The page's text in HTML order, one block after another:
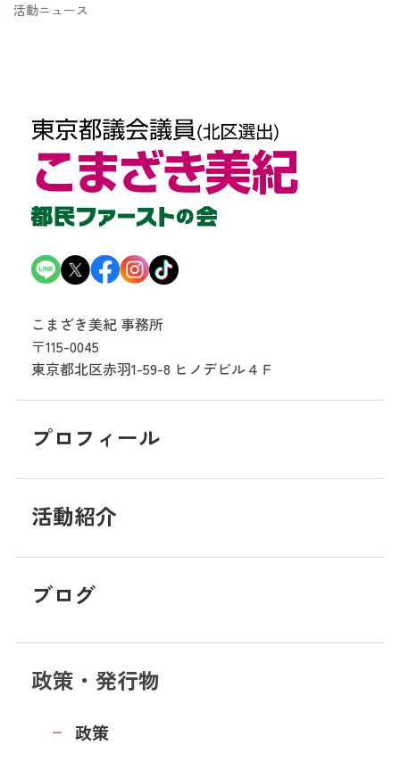
活動ニュース
こまざき美紀 事務所
〒115-0045
東京都北区赤羽1-59-8 ヒノデビル４Ｆ
プロフィール
活動紹介
ブログ
政策・発行物
政策